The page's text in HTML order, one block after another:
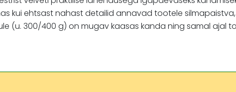
kui ehtsast nahast detailid annavad tootele
(u. 300/400 g) on mugav kaasas kanda ning samal